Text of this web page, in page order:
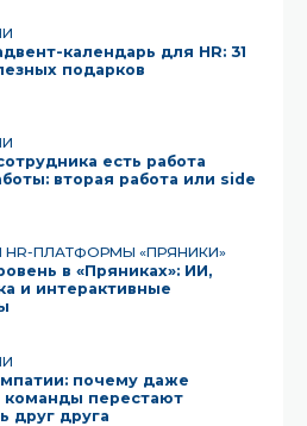
календарь для HR: 31
подарков
есть работа
вторая работа или side
ПЛАТФОРМЫ «ПРЯНИКИ»
в «Пряниках»: ИИ,
и интерактивные
почему даже
команды перестают
друг друга